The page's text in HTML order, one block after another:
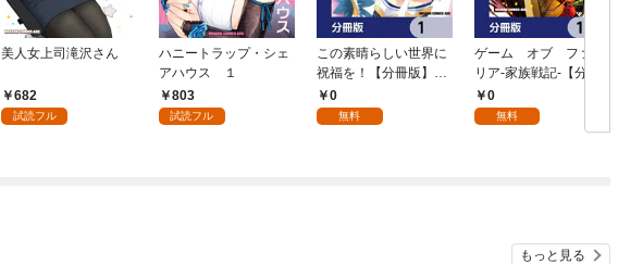
美人女上司滝沢さん
682
試読フル
ハニートラップ・シェ
アハウス １
803
試読フル
この素晴らしい世界に
祝福を！【分冊版】
1 0
無料
ゲーム オブ ファミ
リア-家族戦記-【分冊
版】 1
0
無料
もっと見る